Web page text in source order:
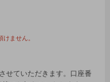
ません。
せていただきます。口座番